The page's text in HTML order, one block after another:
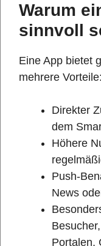
Warum
sinnvoll
Eine App bietet
mehrere Vorteile:
Direkter
dem
Höhere
Push-
News
Portalen,